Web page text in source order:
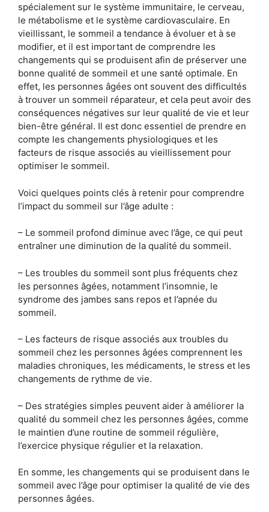
spécialement sur le système immunitaire, le cerveau,
le métabolisme et le système cardiovasculaire. En
vieillissant, le sommeil a tendance à évoluer et à se
modifier, et il est important de comprendre les
changements qui se produisent afin de préserver une
bonne qualité de sommeil et une santé optimale. En
effet, les personnes âgées ont souvent des difficultés
à trouver un sommeil réparateur, et cela peut avoir des
conséquences négatives sur leur qualité de vie et leur
bien-être général. Il est donc essentiel de prendre en
compte les changements physiologiques et les
facteurs de risque associés au vieillissement pour
optimiser le sommeil.
Voici quelques points clés à retenir pour comprendre
l’impact du sommeil sur l’âge adulte :
– Le sommeil profond diminue avec l’âge, ce qui peut
entraîner une diminution de la qualité du sommeil.
– Les troubles du sommeil sont plus fréquents chez
les personnes âgées, notamment l’insomnie, le
syndrome des jambes sans repos et l’apnée du
sommeil.
– Les facteurs de risque associés aux troubles du
sommeil chez les personnes âgées comprennent les
maladies chroniques, les médicaments, le stress et les
changements de rythme de vie.
– Des stratégies simples peuvent aider à améliorer la
qualité du sommeil chez les personnes âgées, comme
le maintien d’une routine de sommeil régulière,
l’exercice physique régulier et la relaxation.
En somme, les changements qui se produisent dans le
sommeil avec l’âge pour optimiser la qualité de vie des
personnes âgées.